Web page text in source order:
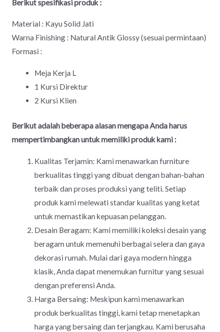
Berikut spesifikasi produk :
Material : Kayu Solid Jati
Warna Finishing : Natural Antik Glossy (sesuai permintaan)
Formasi :
Meja Kerja L
1 Kursi Direktur
2 Kursi Klien
Berikut adalah beberapa alasan mengapa Anda harus
mempertimbangkan untuk memiliki produk kami :
Kualitas Terjamin: Kami menawarkan furniture
berkualitas tinggi yang dibuat dengan bahan-bahan
terbaik dan proses produksi yang teliti. Setiap
produk kami melewati standar kualitas yang ketat
untuk memastikan kepuasan pelanggan.
Desain Beragam: Kami memiliki koleksi desain yang
beragam untuk memenuhi berbagai selera dan gaya
dekorasi rumah. Mulai dari gaya modern hingga
klasik, Anda dapat menemukan furnitur yang sesuai
dengan preferensi Anda.
Harga Bersaing: Meskipun kami menawarkan
produk berkualitas tinggi, kami tetap menetapkan
harga yang bersaing dan terjangkau. Kami berusaha